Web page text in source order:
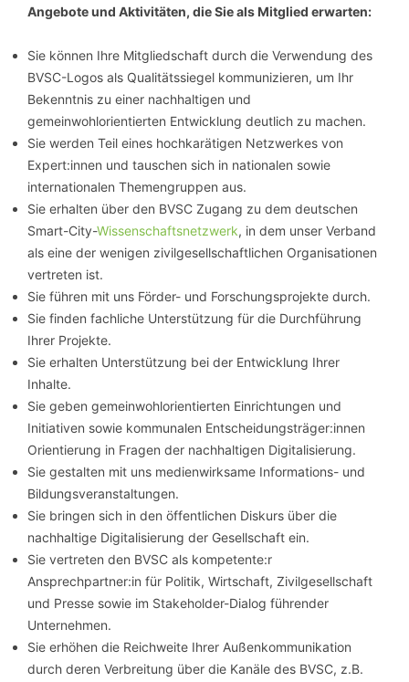
Angebote und Aktivitäten, die Sie als Mitglied erwarten:
Sie können Ihre Mitgliedschaft durch die Verwendung des
BVSC-Logos als Qualitätssiegel kommunizieren, um Ihr
Bekenntnis zu einer nachhaltigen und
gemeinwohlorientierten Entwicklung deutlich zu machen.
Sie werden Teil eines hochkarätigen Netzwerkes von
Expert:innen und tauschen sich in nationalen sowie
internationalen Themengruppen aus.
Sie erhalten über den BVSC Zugang zu dem deutschen
Smart-City-Wissenschaftsnetzwerk, in dem unser Verband
als eine der wenigen zivilgesellschaftlichen Organisationen
vertreten ist.
Sie führen mit uns Förder- und Forschungsprojekte durch.
Sie finden fachliche Unterstützung für die Durchführung
Ihrer Projekte.
Sie erhalten Unterstützung bei der Entwicklung Ihrer
Inhalte.
Sie geben gemeinwohlorientierten Einrichtungen und
Initiativen sowie kommunalen Entscheidungsträger:innen
Orientierung in Fragen der nachhaltigen Digitalisierung.
Sie gestalten mit uns medienwirksame Informations- und
Bildungsveranstaltungen.
Sie bringen sich in den öffentlichen Diskurs über die
nachhaltige Digitalisierung der Gesellschaft ein.
Sie vertreten den BVSC als kompetente:r
Ansprechpartner:in für Politik, Wirtschaft, Zivilgesellschaft
und Presse sowie im Stakeholder-Dialog führender
Unternehmen.
Sie erhöhen die Reichweite Ihrer Außenkommunikation
durch deren Verbreitung über die Kanäle des BVSC, z.B.